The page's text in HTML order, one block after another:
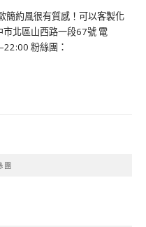
簡約風很有質感！可以客製化
市北區山西路一段67號 電
粉絲團：
團